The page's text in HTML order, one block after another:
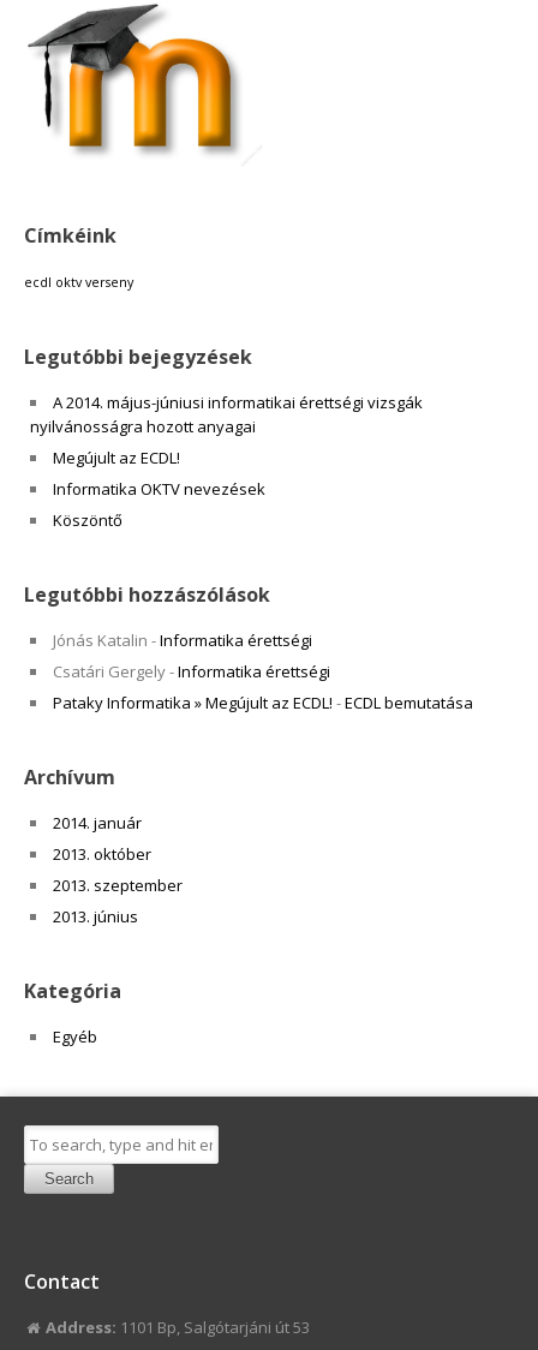
Címkéink
ecdl oktv verseny
Legutóbbi bejegyzések
A 2014. május-júniusi informatikai érettségi vizsgák
nyilvánosságra hozott anyagai
Megújult az ECDL!
Informatika OKTV nevezések
Köszöntő
Legutóbbi hozzászólások
Jónás Katalin -Informatika érettségi
Csatári Gergely-Informatika érettségi
Pataky Informatika » Megújult az ECDL! -ECDL bemutatása
Archívum
2014. január
2013. október
2013. szeptember
2013. június
Kategória
Egyéb
Search
Contact
Address: 1101 Bp, Salgótarjáni út 53